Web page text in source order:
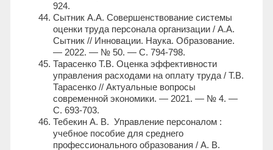
924.
Сытник А.А. Совершенствование системы
оценки труда персонала организации / А.А.
Сытник // Инновации. Наука. Образование.
— 2022. — № 50. — С. 794-798.
Тарасенко Т.В. Оценка эффективности
управления расходами на оплату труда / Т.В.
Тарасенко // Актуальные вопросы
современной экономики. — 2021. — № 4. —
С. 693-703.
Тебекин А. В. Управление персоналом :
учебное пособие для среднего
профессионального образования / А. В.